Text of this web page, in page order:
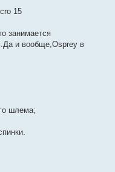
15
занимается
и вообще,Osprey в
шлема;